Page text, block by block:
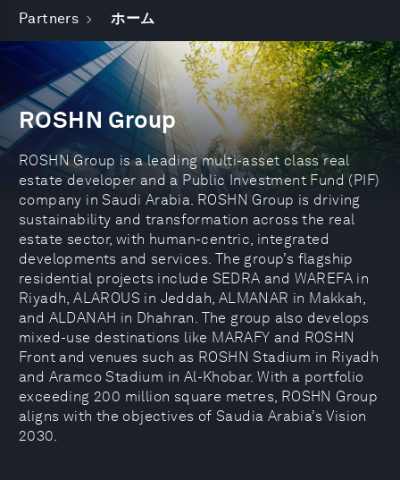
Partners ホーム
ROSHN Group
ROSHN Group is a leading multi-asset class real
estate developer and a Public Investment Fund (PIF)
company in Saudi Arabia. ROSHN Group is driving
sustainability and transformation across the real
estate sector, with human-centric, integrated
developments and services. The group’s flagship
residential projects include SEDRA and WAREFA in
Riyadh, ALAROUS in Jeddah, ALMANAR in Makkah,
and ALDANAH in Dhahran. The group also develops
mixed-use destinations like MARAFY and ROSHN
Front and venues such as ROSHN Stadium in Riyadh
and Aramco Stadium in Al-Khobar. With a portfolio
exceeding 200 million square metres, ROSHN Group
aligns with the objectives of Saudia Arabia’s Vision
2030.